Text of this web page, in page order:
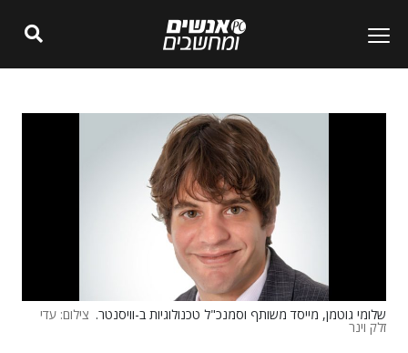
שלומי גוטמן, מייסד משותף וסמנכ"ל טכנולוגיות ב-וויסנטר. צילום: עדי
זלק וינר